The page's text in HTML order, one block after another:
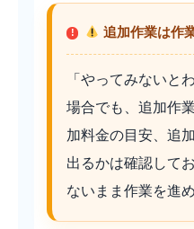
追加作業は作
「やってみないと
場合でも、追加作
加料金の目安、追
出るかは確認して
ないまま作業を進